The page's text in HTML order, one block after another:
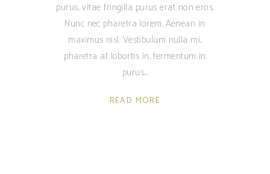
purus, vitae fringilla purus erat non eros.
Nunc nec pharetra lorem. Aenean in
maximus nisl. Vestibulum nulla mi,
pharetra at lobortis in, fermentum in
purus.
READ MORE